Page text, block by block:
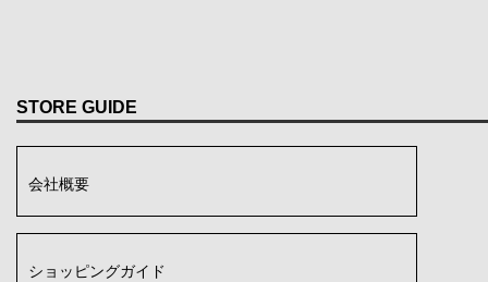
STORE GUIDE
会社概要
ショッピングガイド